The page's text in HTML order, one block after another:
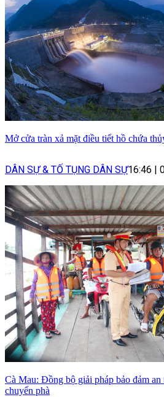
Mở cửa tràn xả mặt điều tiết hồ chứa
DÂN SỰ & TỐ TỤNG DÂN SỰ16:46
Cà Mau: Đồng bộ giải pháp bảo đảm an
chuyến phà